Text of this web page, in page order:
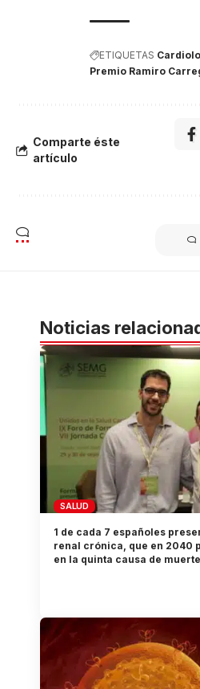
ETIQUETAS
Premio Ramiro
Comparte éste
artículo
Noticias
SALUD
1 de cada 7 españoles
renal crónica, que en 2040
en la quinta causa de muerte